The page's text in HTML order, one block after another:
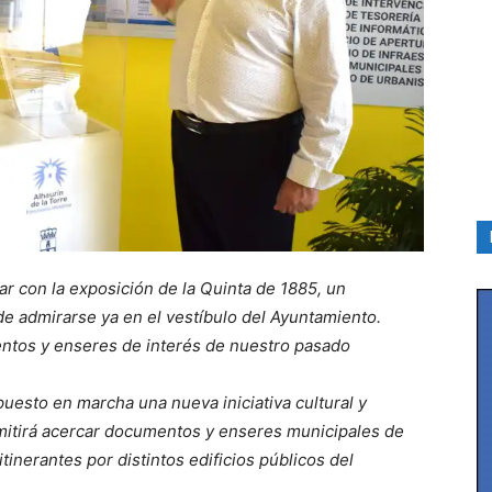
con la exposición de la Quinta de 1885, un
admirarse ya en el vestíbulo del Ayuntamiento.
y enseres de interés de nuestro pasado
en marcha una nueva iniciativa cultural y
acercar documentos y enseres municipales de
por distintos edificios públicos del